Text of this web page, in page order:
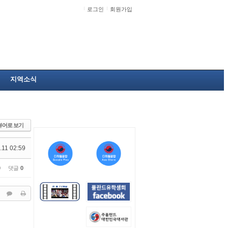
로그인 회원가입
지역소식
어로 보기
02:59
댓글 0